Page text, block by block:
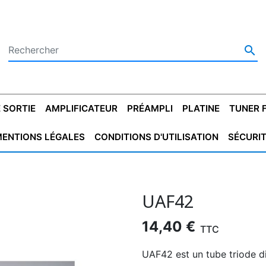

AMPLIFICATEUR PRÉAMPLI PLATINE TUNER
LÉGALES CONDITIONS D'UTILISATION
UAF42
14,40 € TTC
UAF42 est un tube triode